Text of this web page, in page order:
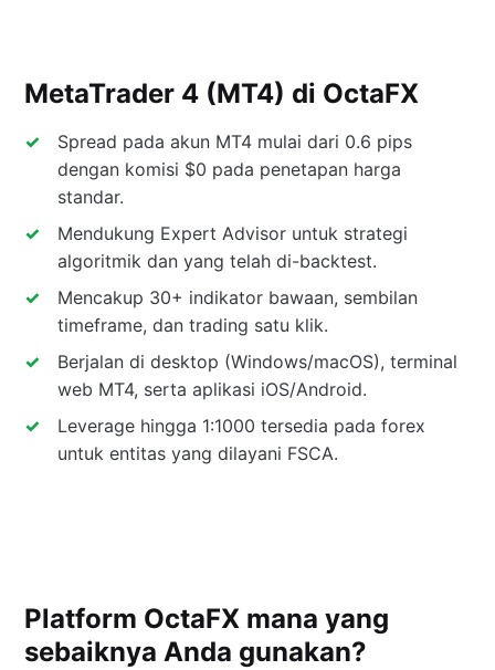
MetaTrader 4 (MT4) di OctaFX
Spread pada akun MT4 mulai dari 0.6 pips
dengan komisi $0 pada penetapan harga
standar.
Mendukung Expert Advisor untuk strategi
algoritmik dan yang telah di-backtest.
Mencakup 30+ indikator bawaan, sembilan
timeframe, dan trading satu klik.
Berjalan di desktop (Windows/macOS), terminal
web MT4, serta aplikasi iOS/Android.
Leverage hingga 1:1000 tersedia pada forex
untuk entitas yang dilayani FSCA.
Platform OctaFX mana yang
sebaiknya Anda gunakan?